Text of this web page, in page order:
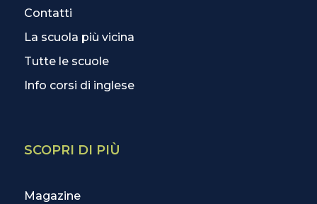
Contatti
La scuola più vicina
Tutte le scuole
Info corsi di inglese
SCOPRI DI PIÙ
Magazine